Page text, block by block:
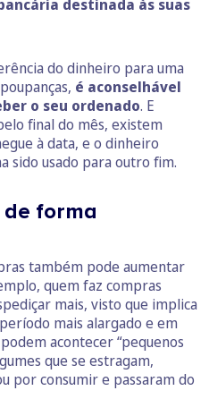
destinada às suas
do dinheiro para uma
é aconselhável
o seu ordenado. E
final do mês, existem
à data, e o dinheiro
sido usado para outro fim.
forma
também pode aumentar
quem faz compras
mais, visto que implica
mais alargado e em
acontecer “pequenos
que se estragam,
por consumir e passaram do